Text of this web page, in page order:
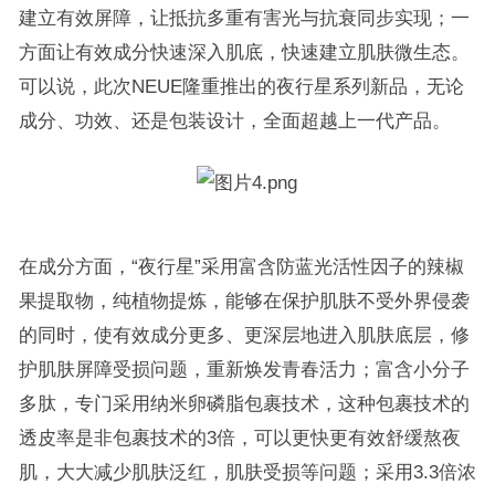
建立有效屏障，让抵抗多重有害光与抗衰同步实现；一
方面让有效成分快速深入肌底，快速建立肌肤微生态。
可以说，此次NEUE隆重推出的夜行星系列新品，无论
成分、功效、还是包装设计，全面超越上一代产品。
在成分方面，“夜行星”采用富含防蓝光活性因子的辣椒
果提取物，纯植物提炼，能够在保护肌肤不受外界侵袭
的同时，使有效成分更多、更深层地进入肌肤底层，修
护肌肤屏障受损问题，重新焕发青春活力；富含小分子
多肽，专门采用纳米卵磷脂包裹技术，这种包裹技术的
透皮率是非包裹技术的3倍，可以更快更有效舒缓熬夜
肌，大大减少肌肤泛红，肌肤受损等问题；采用3.3倍浓